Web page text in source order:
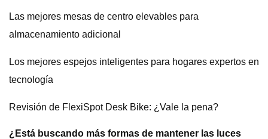
Las mejores mesas de centro elevables para
almacenamiento adicional
Los mejores espejos inteligentes para hogares expertos en
tecnología
Revisión de FlexiSpot Desk Bike: ¿Vale la pena?
¿Está buscando más formas de mantener las luces